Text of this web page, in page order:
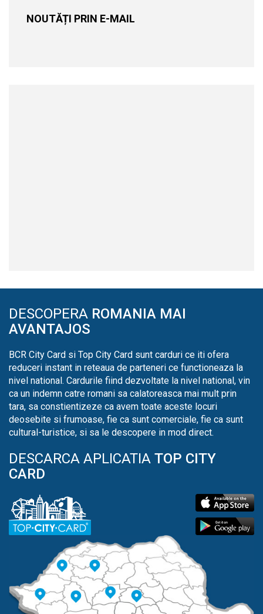
NOUTĂȚI PRIN E-MAIL
DESCOPERA ROMANIA MAI
AVANTAJOS
BCR City Card si Top City Card sunt carduri ce iti ofera
reduceri instant in reteaua de parteneri ce functioneaza la
nivel national. Cardurile fiind dezvoltate la nivel national, vin
ca un indemn catre romani sa calatoreasca mai mult prin
tara, sa constientizeze ca avem toate aceste locuri
deosebite si frumoase, fie ca sunt comerciale, fie ca sunt
cultural-turistice, si sa le descopere in mod direct.
DESCARCA APLICATIA TOP CITY
CARD